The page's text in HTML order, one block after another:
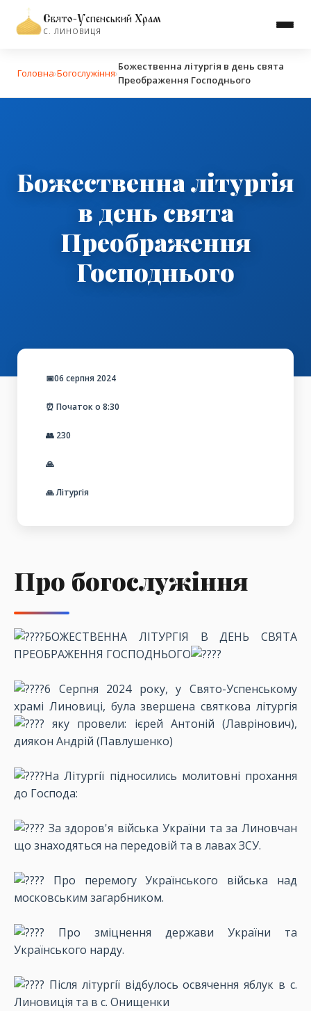
Свято-Успенський Храм
С. ЛИНОВИЦЯ
Головна›Богослужіння›
Божественна літургія в день свята
Преображення Господнього
Божественна літургія
в день свята
Преображення
Господнього
📅06 серпня 2024
⏰ Початок о 8:30
👥 230
🙏
🙏 Літургія
Про богослужіння
БОЖЕСТВЕННА ЛІТУРГІЯ В ДЕНЬ СВЯТА
ПРЕОБРАЖЕННЯ ГОСПОДНЬОГО
6 Серпня 2024 року, у Свято-Успенському
храмі Линовиці, була звершена святкова літургія
яку провели: ієрей Антоній (Лаврінович),
диякон Андрій (Павлушенко)
На Літургії підносились молитовні прохання
до Господа:
За здоров'я війська України та за Линовчан
що знаходяться на передовій та в лавах ЗСУ.
Про перемогу Українського війська над
московським загарбником.
Про зміцнення держави України та
Українського нарду.
Після літургії відбулось освячення яблук в с.
Линовиція та в с. Онищенки